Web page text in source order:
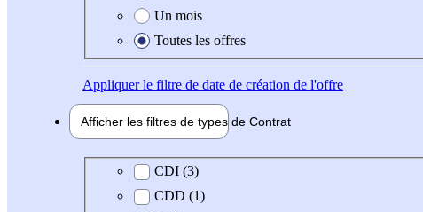
Un mois
Toutes les offres
Appliquerle filtre de date de création de l'offre
Afficher les filtres de types de Contrat
Type de contrat
CDI (3)
CDD (1)